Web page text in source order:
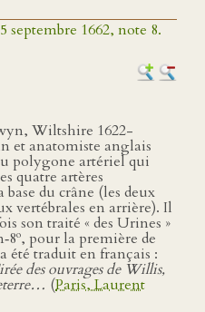
1662, note 8.
Wiltshire 1622-
et anatomiste anglais
polygone artériel qui
quatre artères
du crâne (les deux
vertébrales en arrière). Il
son traité « des Urines »
o, pour la première de
été traduit en français :
des ouvrages de Willis,
(Paris, Laurent